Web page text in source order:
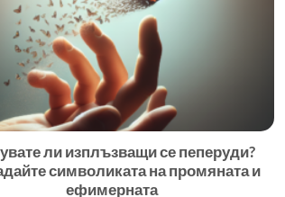
ли изплъзващи се пеперуди?
символиката на промяната и
ефимерната